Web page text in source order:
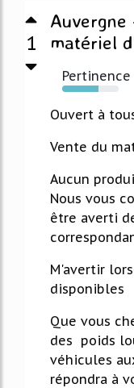
1
Auvergne
matériel
Pertinence
64%
Ouvert à
Vente du
Aucun
Nous vous
être averti
M'avertir
disponibles
Que vous
des poids
véhicules
répondra à